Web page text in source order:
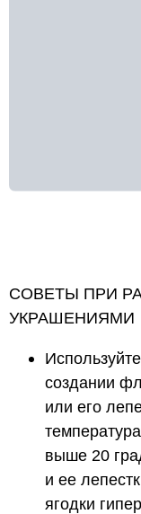
СОВЕТЫ ПРИ
УКРАШЕНИЯМИ
создании
или его
выше 20
и ее
ягодки